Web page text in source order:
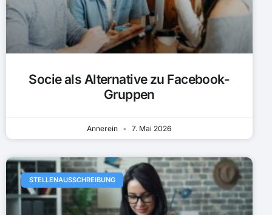
Socie als Alternative zu Facebook-
Gruppen
Annerein 7. Mai 2026
STELLENAUSSCHREIBUNG